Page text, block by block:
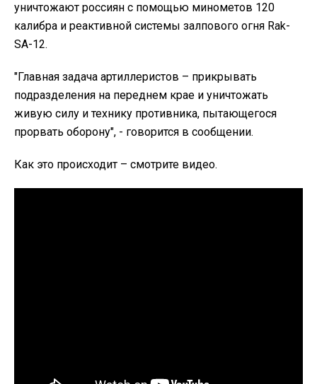
уничтожают россиян с помощью минометов 120
калибра и реактивной системы залпового огня Rak-
SA-12.
"Главная задача артиллеристов – прикрывать
подразделения на переднем крае и уничтожать
живую силу и технику противника, пытающегося
прорвать оборону", - говорится в сообщении.
Как это происходит – смотрите видео.